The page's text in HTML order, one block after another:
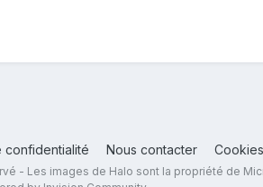
confidentialité Nous contacter Cookies
- Les images de Halo sont la propriété de